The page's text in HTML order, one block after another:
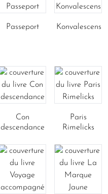
Passeport Konvalescens
Con
descendance
Paris
Rimelicks